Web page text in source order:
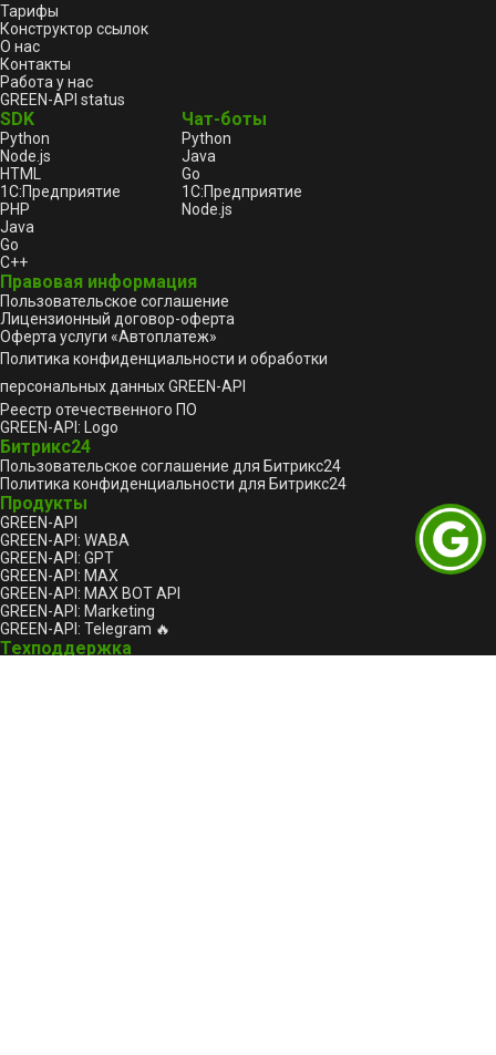
Тарифы
Конструктор ссылок
О нас
Контакты
Работа у нас
GREEN-API status
SDK
Python
Node.js
HTML
1С:Предприятие
PHP
Java
Go
C++
Чат-боты
Python
Java
Go
1С:Предприятие
Node.js
Правовая информация
Пользовательское соглашение
Лицензионный договор-оферта
Оферта услуги «Автоплатеж»
Политика конфиденциальности и обработки
персональных данных GREEN-API
Реестр отечественного ПО
GREEN-API: Logo
Битрикс24
Пользовательское соглашение для Битрикс24
Политика конфиденциальности для Битрикс24
Продукты
GREEN-API
GREEN-API: WABA
GREEN-API: GPT
GREEN-API: MAX
GREEN-API: MAX BOT API
GREEN-API: Marketing
GREEN-API: Telegram 🔥
Техподдержка